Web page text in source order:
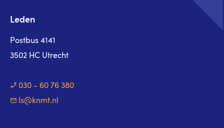
Leden
Postbus 4141
3502 HC Utrecht
030 - 60 76 380
ls@knmt.nl